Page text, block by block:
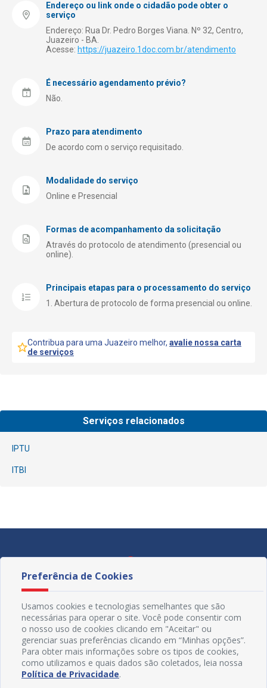
Endereço ou link onde o cidadão pode obter o
serviço
Endereço: Rua Dr. Pedro Borges Viana. Nº 32, Centro,
Juazeiro - BA.
Acesse: https://juazeiro.1doc.com.br/atendimento
É necessário agendamento prévio?
Não.
Prazo para atendimento
De acordo com o serviço requisitado.
Modalidade do serviço
Online e Presencial
Formas de acompanhamento da solicitação
Através do protocolo de atendimento (presencial ou
online).
Principais etapas para o processamento do serviço
Abertura de protocolo de forma presencial ou online.
Contribua para uma Juazeiro melhor, avalie nossa carta
de serviços
Serviços relacionados
IPTU
ITBI
Preferência de Cookies
Usamos cookies e tecnologias semelhantes que são
necessárias para operar o site. Você pode consentir com
o nosso uso de cookies clicando em "Aceitar" ou
gerenciar suas preferências clicando em “Minhas opções”.
Para obter mais informações sobre os tipos de cookies,
como utilizamos e quais dados são coletados, leia nossa
Política de Privacidade.